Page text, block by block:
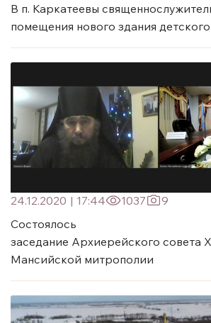
В п. Каркатеевы
помещения нового здания
24.12.2020 | 17:44 1037
9
Состоялось
заседание Архиерейского совета
Мансийской митрополии